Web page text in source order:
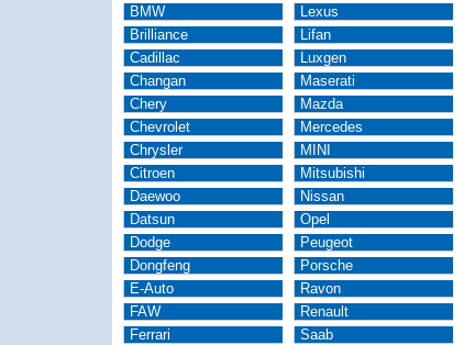
BMW
Brilliance
Cadillac
Changan
Chery
Chevrolet
Chrysler
Citroen
Daewoo
Datsun
Dodge
Dongfeng
E-Auto
FAW
Ferrari
Lexus
Lifan
Luxgen
Maserati
Mazda
Mercedes
MINI
Mitsubishi
Nissan
Opel
Peugeot
Porsche
Ravon
Renault
Saab